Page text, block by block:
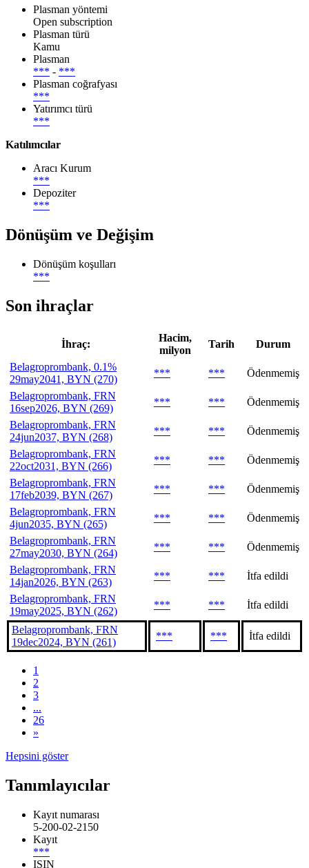
Plasman yöntemi
Open subscription
Plasman türü
Kamu
Plasman
*** - ***
Plasman coğrafyası
***
Yatırımcı türü
***
Katılımcılar
Aracı Kurum
***
Depoziter
***
Dönüşüm ve Değişim
Dönüşüm koşulları
***
Son ihraçlar
İhraç:
Hacim,
milyon
Tarih
Durum
Belagroprombank, 0.1%
29may2041, BYN (270)
*** ***
Ödenmemiş
Belagroprombank, FRN
16sep2026, BYN (269)
*** ***
Ödenmemiş
Belagroprombank, FRN
24jun2037, BYN (268)
*** ***
Ödenmemiş
Belagroprombank, FRN
22oct2031, BYN (266)
*** ***
Ödenmemiş
Belagroprombank, FRN
17feb2039, BYN (267)
*** ***
Ödenmemiş
Belagroprombank, FRN
4jun2035, BYN (265)
*** ***
Ödenmemiş
Belagroprombank, FRN
27may2030, BYN (264)
*** ***
Ödenmemiş
Belagroprombank, FRN
14jan2026, BYN (263)
*** ***
İtfa edildi
Belagroprombank, FRN
19may2025, BYN (262)
*** *** İtfa edildi
Belagroprombank, FRN
19dec2024, BYN (261)
*** *** İtfa edildi
1
2
3
...
26
»
Hepsini göster
Tanımlayıcılar
Kayıt numarası
5-200-02-2150
Kayıt
***
ISIN